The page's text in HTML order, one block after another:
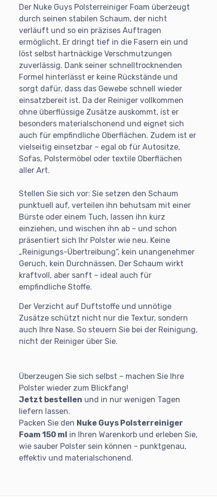
Der Nuke Guys Polsterreiniger Foam überzeugt
durch seinen stabilen Schaum, der nicht
verläuft und so ein präzises Auftragen
ermöglicht. Er dringt tief in die Fasern ein und
löst selbst hartnäckige Verschmutzungen
zuverlässig. Dank seiner schnelltrocknenden
Formel hinterlässt er keine Rückstände und
sorgt dafür, dass das Gewebe schnell wieder
einsatzbereit ist. Da der Reiniger vollkommen
ohne überflüssige Zusätze auskommt, ist er
besonders materialschonend und eignet sich
auch für empfindliche Oberflächen. Zudem ist er
vielseitig einsetzbar – egal ob für Autositze,
Sofas, Polstermöbel oder textile Oberflächen
aller Art.
Stellen Sie sich vor: Sie setzen den Schaum
punktuell auf, verteilen ihn behutsam mit einer
Bürste oder einem Tuch, lassen ihn kurz
einziehen, und wischen ihn ab – und schon
präsentiert sich Ihr Polster wie neu. Keine
„Reinigungs-Übertreibung“, kein unangenehmer
Geruch, kein Durchnässen. Der Schaum wirkt
kraftvoll, aber sanft – ideal auch für
empfindliche Stoffe.
Der Verzicht auf Duftstoffe und unnötige
Zusätze schützt nicht nur die Textur, sondern
auch Ihre Nase. So steuern Sie bei der Reinigung,
nicht der Reiniger über Sie.
Überzeugen Sie sich selbst – machen Sie Ihre
Polster wieder zum Blickfang!
Jetzt bestellen und in nur wenigen Tagen
liefern lassen.
Packen Sie den Nuke Guys Polsterreiniger
Foam 150 ml in Ihren Warenkorb und erleben Sie,
wie sauber Polster sein können – punktgenau,
effektiv und materialschonend.